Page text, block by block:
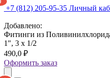
+7 (812) 205-95-35 Личный
Добавлено:
Фитинги из
1", 3 x 1/2
490,0 ₽
Оформить заказ